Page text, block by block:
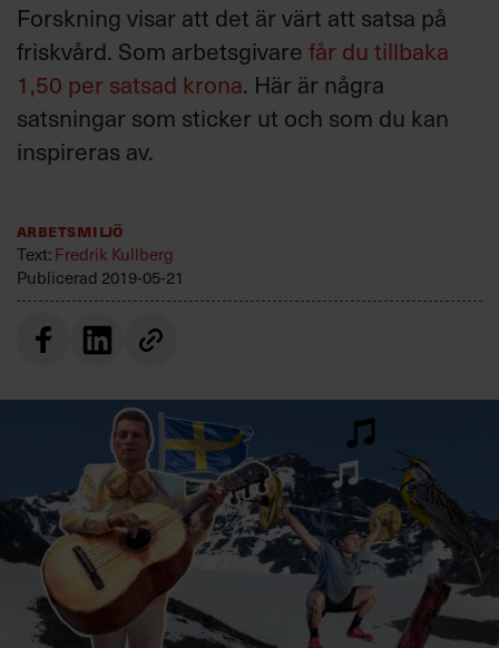
Logga in
Prenumerera
Annonsera
Om oss
Kontakta oss
Kundservice
Villkor och policy för
personuppgiftsbehandling
Sök
efter:
Forskning visar att det är värt att satsa på
friskvård. Som arbetsgivare får du tillbaka
1,50 per satsad krona. Här är några
satsningar som sticker ut och som du kan
inspireras av.
Arbetsmiljö
Text: Fredrik Kullberg
Publicerad 2019-05-21